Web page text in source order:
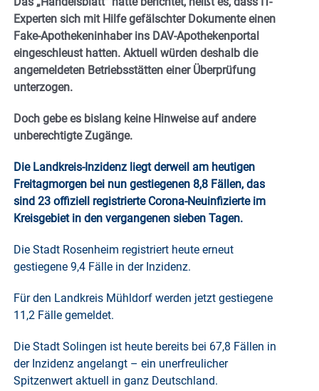
Experten sich mit Hilfe gefälschter Dokumente einen
Fake-Apothekeninhaber ins DAV-Apothekenportal
eingeschleust hatten. Aktuell würden deshalb die
angemeldeten Betriebsstätten einer Überprüfung
unterzogen.
Doch gebe es bislang keine Hinweise auf andere
unberechtigte Zugänge.
Die Landkreis-Inzidenz liegt derweil am heutigen
Freitagmorgen bei nun gestiegenen 8,8 Fällen, das
sind 23 offiziell registrierte Corona-Neuinfizierte im
Kreisgebiet in den vergangenen sieben Tagen.
Die Stadt Rosenheim registriert heute erneut
gestiegene 9,4 Fälle in der Inzidenz.
Für den Landkreis Mühldorf werden jetzt gestiegene
11,2 Fälle gemeldet.
Die Stadt Solingen ist heute bereits bei 67,8 Fällen in
der Inzidenz angelangt – ein unerfreulicher
Spitzenwert aktuell in ganz Deutschland.